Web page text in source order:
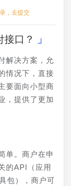
，去提交
接口？
解决方案，允
情况下，直接
要面向小型商
，提供了更加
单。商户在申
的API（应用
包），商户可